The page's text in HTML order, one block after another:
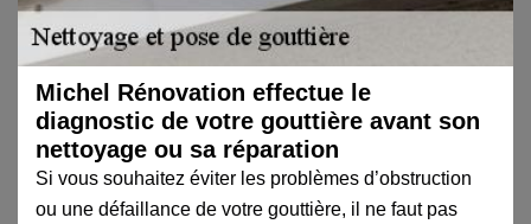
Michel Rénovation effectue le
diagnostic de votre gouttière avant son
nettoyage ou sa réparation
Si vous souhaitez éviter les problèmes d’obstruction
ou une défaillance de votre gouttière, il ne faut pas